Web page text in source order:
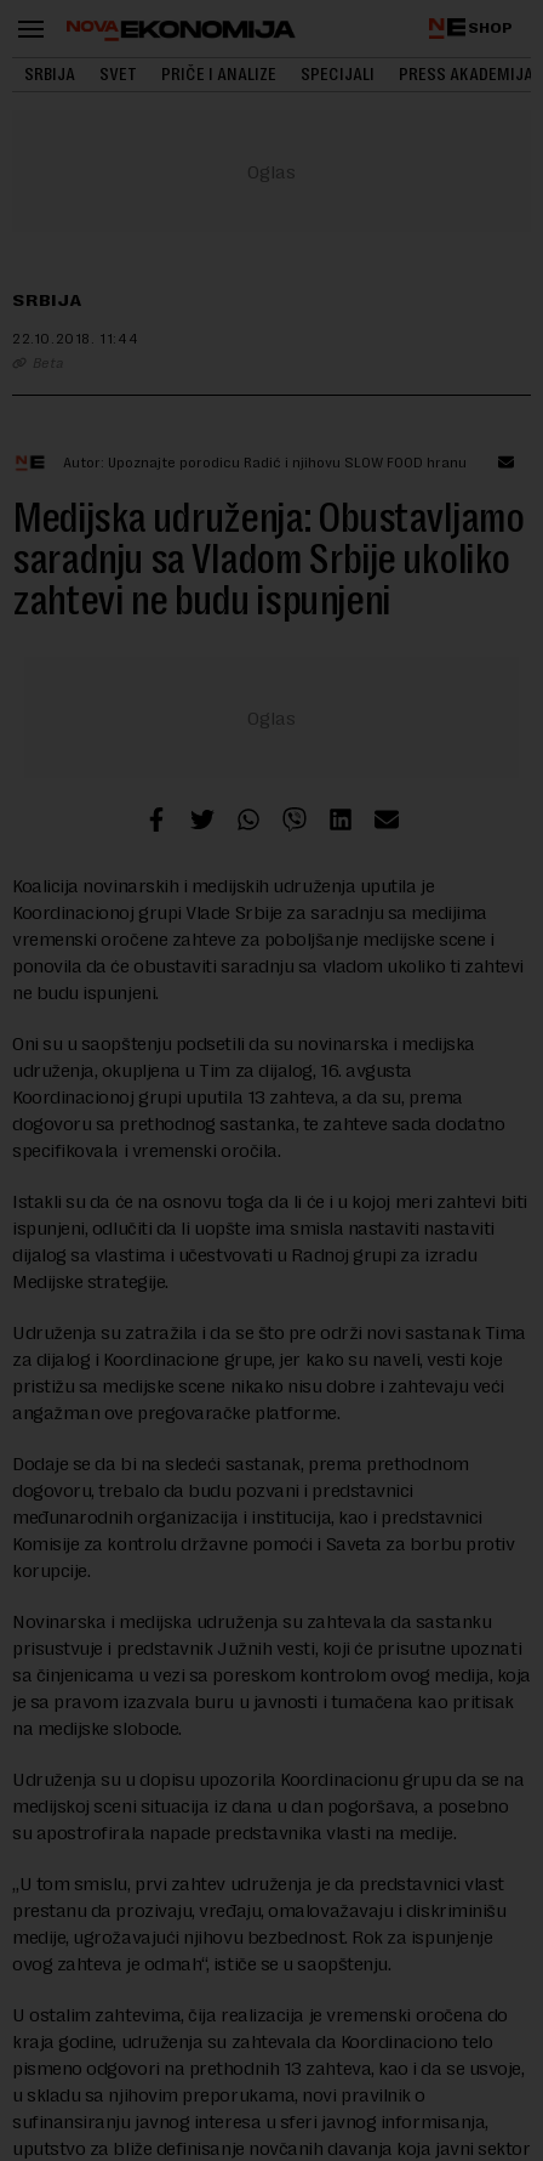
SHOP
SRBIJA SVET PRIČE I ANALIZE SPECIJALI PRESS AKADEMIJA
SRBIJA
22.10.2018. 11:44
Beta
Autor: Upoznajte porodicu Radić i njihovu SLOW FOOD hranu
Medijska udruženja: Obustavljamo
saradnju sa Vladom Srbije ukoliko
zahtevi ne budu ispunjeni
Koalicija novinarskih i medijskih udruženja uputila je
Koordinacionoj grupi Vlade Srbije za saradnju sa medijima
vremenski oročene zahteve za poboljšanje medijske scene i
ponovila da će obustaviti saradnju sa vladom ukoliko ti zahtevi
ne budu ispunjeni.
Oni su u saopštenju podsetili da su novinarska i medijska
udruženja, okupljena u Tim za dijalog, 16. avgusta
Koordinacionoj grupi uputila 13 zahteva, a da su, prema
dogovoru sa prethodnog sastanka, te zahteve sada dodatno
specifikovala i vremenski oročila.
Istakli su da će na osnovu toga da li će i u kojoj meri zahtevi biti
ispunjeni, odlučiti da li uopšte ima smisla nastaviti nastaviti
dijalog sa vlastima i učestvovati u Radnoj grupi za izradu
Medijske strategije.
Udruženja su zatražila i da se što pre održi novi sastanak Tima
za dijalog i Koordinacione grupe, jer kako su naveli, vesti koje
pristižu sa medijske scene nikako nisu dobre i zahtevaju veći
angažman ove pregovaračke platforme.
Dodaje se da bi na sledeći sastanak, prema prethodnom
dogovoru, trebalo da budu pozvani i predstavnici
međunarodnih organizacija i institucija, kao i predstavnici
Komisije za kontrolu državne pomoći i Saveta za borbu protiv
korupcije.
Novinarska i medijska udruženja su zahtevala da sastanku
prisustvuje i predstavnik Južnih vesti, koji će prisutne upoznati
sa činjenicama u vezi sa poreskom kontrolom ovog medija, koja
je sa pravom izazvala buru u javnosti i tumačena kao pritisak
na medijske slobode.
Udruženja su u dopisu upozorila Koordinacionu grupu da se na
medijskoj sceni situacija iz dana u dan pogoršava, a posebno
su apostrofirala napade predstavnika vlasti na medije.
„U tom smislu, prvi zahtev udruženja je da predstavnici vlast
prestanu da prozivaju, vređaju, omalovažavaju i diskriminišu
medije, ugrožavajući njihovu bezbednost. Rok za ispunjenje
ovog zahteva je odmah“, ističe se u saopštenju.
U ostalim zahtevima, čija realizacija je vremenski oročena do
kraja godine, udruženja su zahtevala da Koordinaciono telo
pismeno odgovori na prethodnih 13 zahteva, kao i da se usvoje,
u skladu sa njihovim preporukama, novi pravilnik o
sufinansiranju javnog interesa u sferi javnog informisanja,
uputstvo za bliže definisanje novčanih davanja koja javni sektor